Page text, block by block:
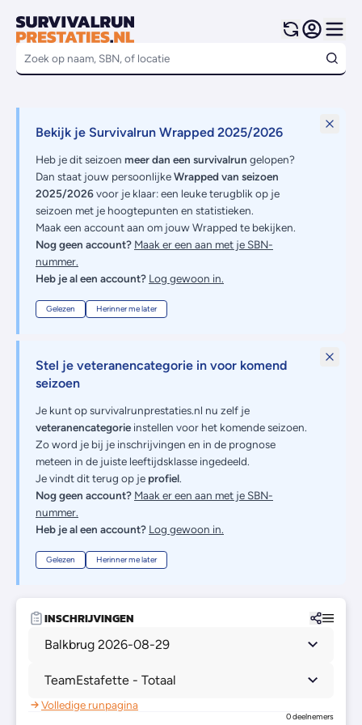
Bekijk je Survivalrun Wrapped 2025/2026
Heb je dit seizoen meer dan een survivalrun gelopen?
Dan staat jouw persoonlijkeWrapped van seizoen
2025/2026voor je klaar: een leuke terugblik op je
seizoen met je hoogtepunten en statistieken.
Maak een account aan om jouw Wrapped te bekijken.
Nog geen account? Maak er een aan met je SBN-
nummer.
Heb je al een account? Log gewoon in.
Gelezen Herinner me later
Stel je veteranencategorie in voor komend
seizoen
Je kunt op survivalrunprestaties.nl nu zelf je
veteranencategorie instellen voor het komende seizoen.
Zo word je bij je inschrijvingen en in de prognose
meteen in de juiste leeftijdsklasse ingedeeld.
Je vindt dit terug op je profiel.
Nog geen account? Maak er een aan met je SBN-
nummer.
Heb je al een account? Log gewoon in.
Gelezen Herinner me later
INSCHRIJVINGEN
Balkbrug 2026-08-29
TeamEstafette - Totaal
Volledige runpagina
0 deelnemers